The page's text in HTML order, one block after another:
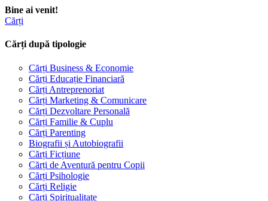
Bine ai venit!
Cărți
Cărți după tipologie
Cărți Business & Economie
Cărți Educație Financiară
Cărți Antreprenoriat
Cărți Marketing & Comunicare
Cărți Dezvoltare Personală
Cărți Familie & Cuplu
Cărți Parenting
Biografii și Autobiografii
Cărți Ficțiune
Cărți de Aventură pentru Copii
Cărți Psihologie
Cărți Religie
Cărți Spiritualitate